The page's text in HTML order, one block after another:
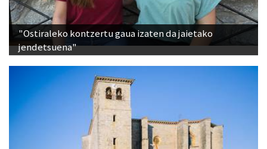
"Ostiraleko kontzertu gaua izaten da jaietako
jendetsuena"